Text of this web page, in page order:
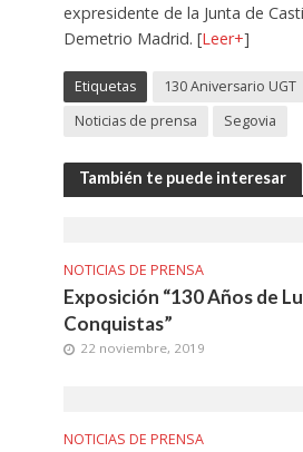
expresidente de la Junta de
Demetrio Madrid. [Leer+]
Etiquetas 130 Aniversario UGT
Noticias de prensa
Segovia
También te puede interesar
NOTICIAS DE PRENSA
Exposición “130 Años de
Conquistas”
22 noviembre, 2019
NOTICIAS DE PRENSA